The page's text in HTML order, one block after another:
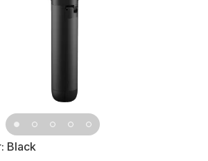
Black